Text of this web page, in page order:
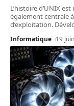
L’histoire d’UNIX
également centrale
d’exploitation.
Informatique 19